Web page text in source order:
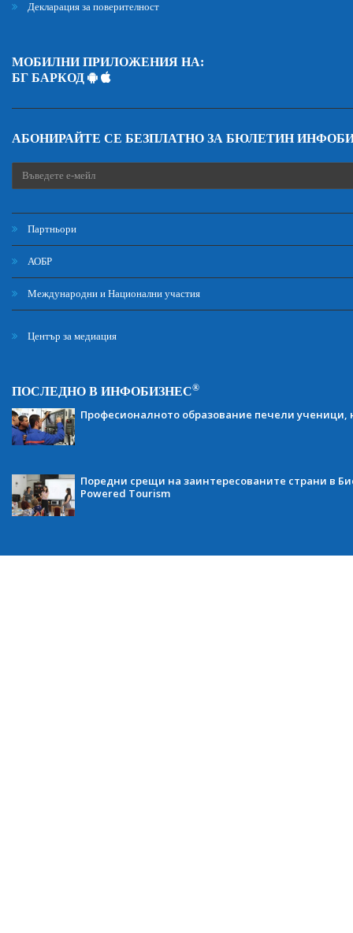
Декларация за поверителност
МОБИЛНИ ПРИЛОЖЕНИЯ НА:
БГ БАРКОД
АБОНИРАЙТЕ СЕ БЕЗПЛАТНО ЗА БЮЛЕТИН
Партньори
АОБР
Международни и Национални участия
Център за медиация
ПОСЛЕДНО В ИНФОБИЗНЕС®
Професионалното образование печели ученици,
Поредни срещи на заинтересованите страни в
Powered Tourism